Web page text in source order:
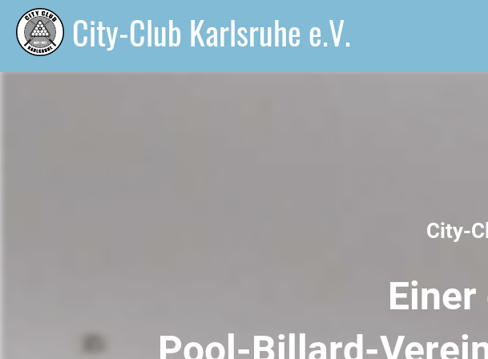
City-Club Karlsruhe e.V.
City-
Pool-Billard-